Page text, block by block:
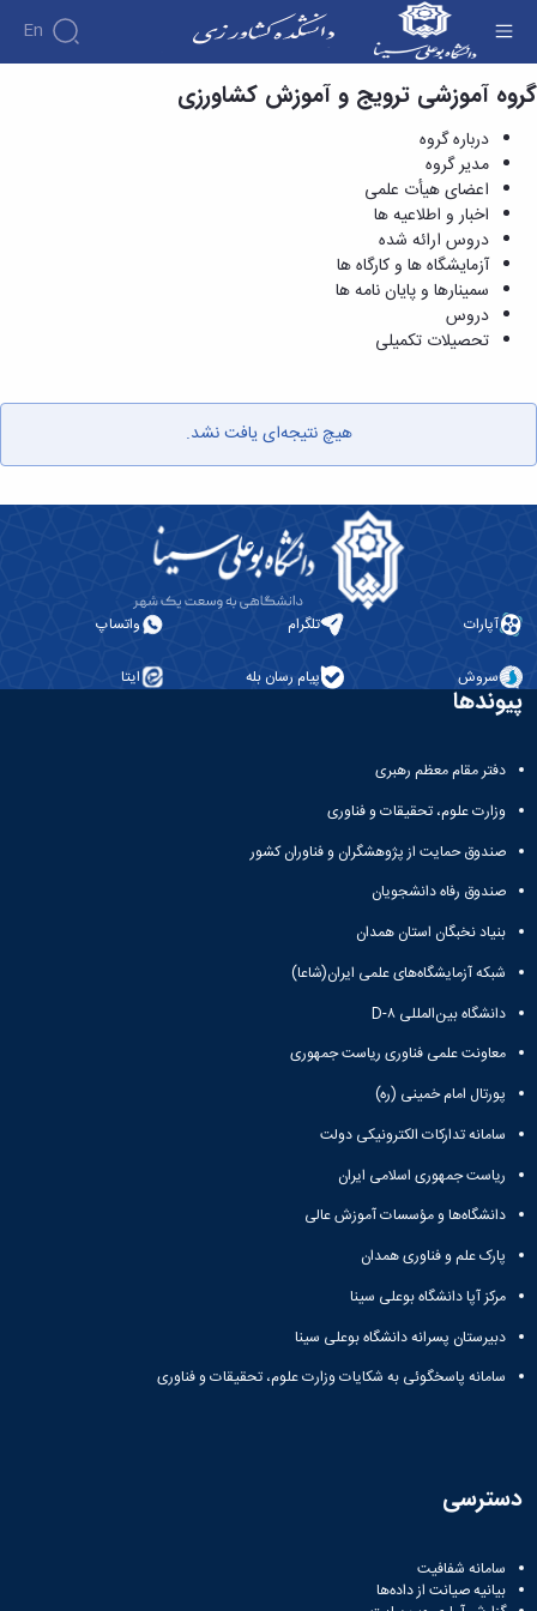
En
ترویج و آموزش کشاورزی - دانشکده کشاورزی
گروه آموزشی ترویج و آموزش کشاورزی
درباره گروه
مدیر گروه
اعضای هیأت علمی
اخبار و اطلاعیه ها
دروس ارائه شده
آزمایشگاه ها و کارگاه ها
سمینارها و پایان نامه ها
دروس
تحصیلات تکمیلی
هیچ نتیجه‌ای یافت نشد.
آپارات تلگرام واتساپ
سروش پیام رسان بله ایتا
پیوندها
دفتر مقام معظم رهبری
وزارت علوم، تحقیقات و فناوری
صندوق حمایت از پژوهشگران و فناوران کشور
صندوق رفاه دانشجویان
بنیاد نخبگان استان همدان
شبکه آزمایشگاه‌های علمی ایران(شاعا)
دانشگاه بین‌المللی D-۸
معاونت علمی فناوری ریاست جمهوری
پورتال امام خمینی (ره)
سامانه تدارکات الکترونیکی دولت
ریاست جمهوری اسلامی ایران
دانشگاه‌ها و مؤسسات آموزش عالی
پارک علم و فناوری همدان
مرکز آپا دانشگاه بوعلی سینا
دبیرستان پسرانه دانشگاه بوعلی سینا
سامانه پاسخگوئی به شکایات وزارت علوم، تحقیقات و فناوری
دسترسی
سامانه شفافیت
بیانیه صیانت از داده‌ها